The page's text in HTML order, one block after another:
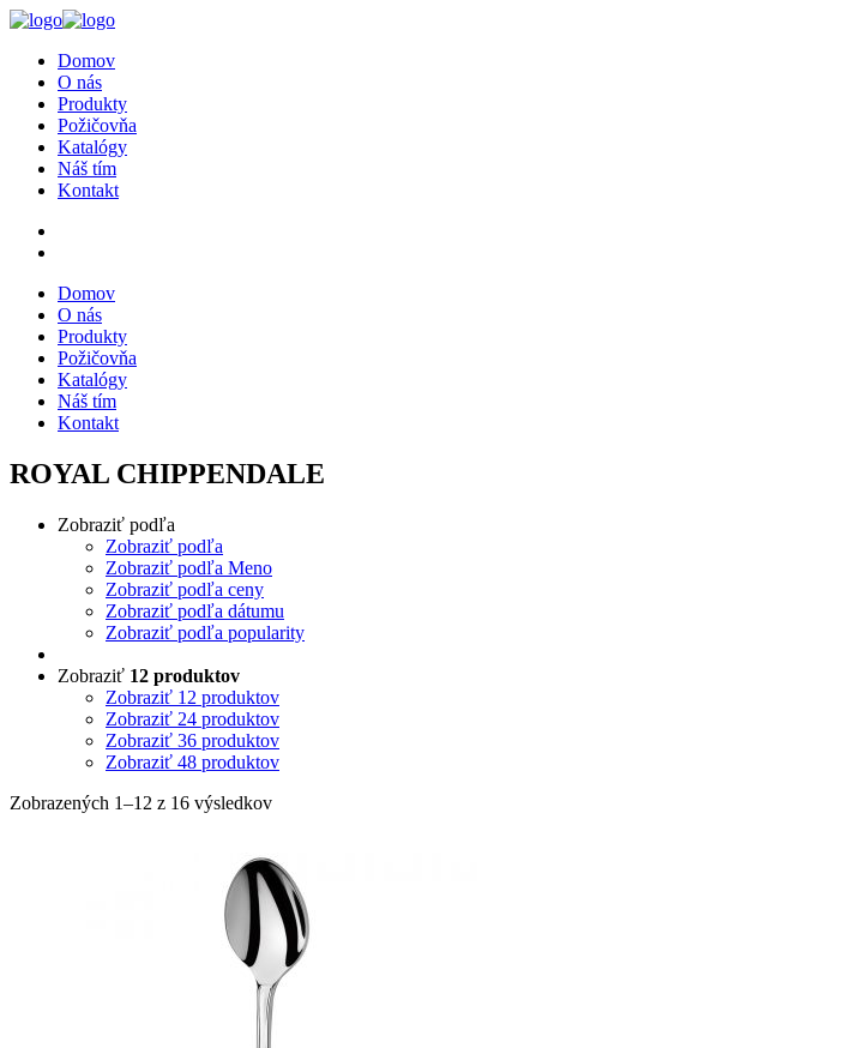
Domov
O nás
Produkty
Požičovňa
Katalógy
Náš tím
Kontakt
Domov
O nás
Produkty
Požičovňa
Katalógy
Náš tím
Kontakt
ROYAL CHIPPENDALE
Zobraziť podľa
Zobraziť podľa
Zobraziť podľa Meno
Zobraziť podľa ceny
Zobraziť podľa dátumu
Zobraziť podľa popularity
Zobraziť 12 produktov
Zobraziť 12 produktov
Zobraziť 24 produktov
Zobraziť 36 produktov
Zobraziť 48 produktov
Zobrazených 1–12 z 16 výsledkov